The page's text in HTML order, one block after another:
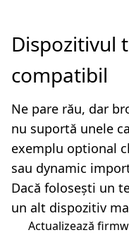
Dispozitivul
compatibil
Ne pare rău, dar
nu suportă unele
exemplu optional
sau dynamic
Dacă folosești un
un alt dispozitiv
Actualizează